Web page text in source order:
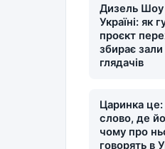
Дизель Шоу
Україні: як
проєкт
збирає
глядачів
Царинка
слово, де
чому про
говорять в